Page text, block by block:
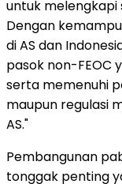
untuk melengkapi
Dengan
di AS dan
pasok non-FEOC
serta memenuhi
maupun regulasi
AS."
Pembangunan
tonggak penting